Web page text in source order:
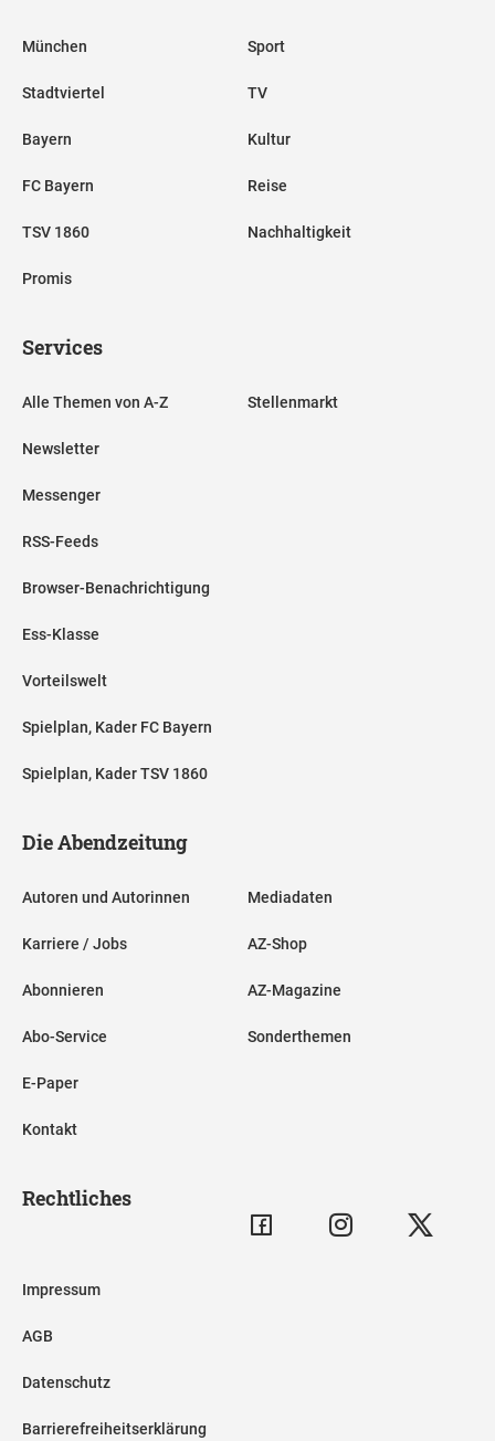
München
Stadtviertel
Bayern
FC Bayern
TSV 1860
Promis
Sport
TV
Kultur
Reise
Nachhaltigkeit
Services
Alle Themen von A-Z
Newsletter
Messenger
RSS-Feeds
Browser-Benachrichtigung
Ess-Klasse
Vorteilswelt
Spielplan, Kader FC Bayern
Spielplan, Kader TSV 1860
Stellenmarkt
Die Abendzeitung
Autoren und Autorinnen
Karriere / Jobs
Abonnieren
Abo-Service
E-Paper
Kontakt
Mediadaten
AZ-Shop
AZ-Magazine
Sonderthemen
Rechtliches
Impressum
AGB
Datenschutz
Barrierefreiheitserklärung